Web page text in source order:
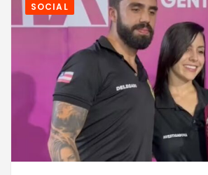
SOCIAL